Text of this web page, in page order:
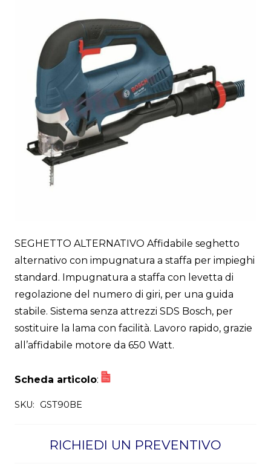
SEGHETTO ALTERNATIVO Affidabile seghetto
alternativo con impugnatura a staffa per impieghi
standard. Impugnatura a staffa con levetta di
regolazione del numero di giri, per una guida
stabile. Sistema senza attrezzi SDS Bosch, per
sostituire la lama con facilità. Lavoro rapido, grazie
all’affidabile motore da 650 Watt.
Scheda articolo:
SKU: GST90BE
RICHIEDI UN PREVENTIVO